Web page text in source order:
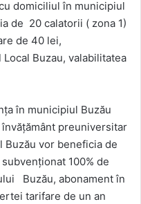
domiciliul în municipiul
de 20 calatorii ( zona 1)
de 40 lei,
Buzau, valabilitatea
în municipiul Buzău
preuniversitar
vor beneficia de
100% de
Buzău, abonament în
tarifare de un an